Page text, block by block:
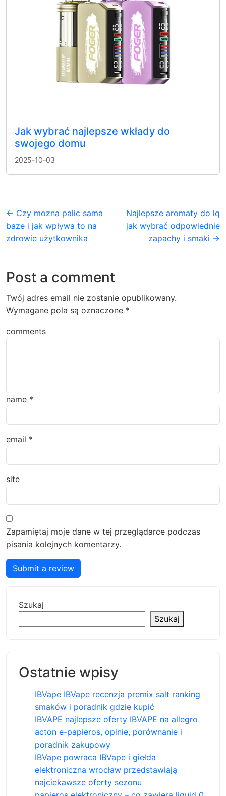
Jak wybrać najlepsze wkłady do
swojego domu
2025-10-03
← Czy mozna palic sama
baze i jak wpływa to na
zdrowie użytkownika
Najlepsze aromaty do lq
jak wybrać odpowiednie
zapachy i smaki →
Post a comment
Twój adres email nie zostanie opublikowany.
Wymagane pola są oznaczone *
comments
name *
email *
site
Zapamiętaj moje dane w tej przeglądarce podczas
pisania kolejnych komentarzy.
Submit a review
Szukaj
Szukaj
Ostatnie wpisy
IBVape IBVape recenzja premix salt ranking
smaków i poradnik gdzie kupić
IBVAPE najlepsze oferty IBVAPE na allegro
acton e-papieros, opinie, porównanie i
poradnik zakupowy
IBVape powraca IBVape i giełda
elektroniczna wrocław przedstawiają
najciekawsze oferty sezonu